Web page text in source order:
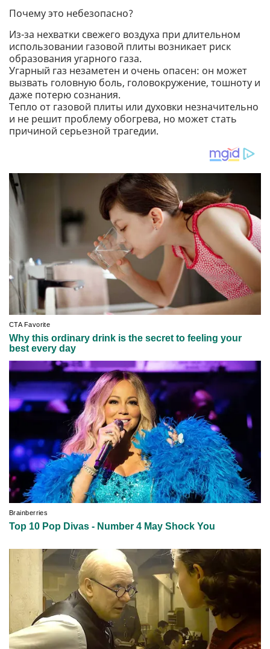
Почему это небезопасно?
Из-за нехватки свежего воздуха при длительном
использовании газовой плиты возникает риск
образования угарного газа.
Угарный газ незаметен и очень опасен: он может
вызвать головную боль, головокружение, тошноту и
даже потерю сознания.
Тепло от газовой плиты или духовки незначительно
и не решит проблему обогрева, но может стать
причиной серьезной трагедии.